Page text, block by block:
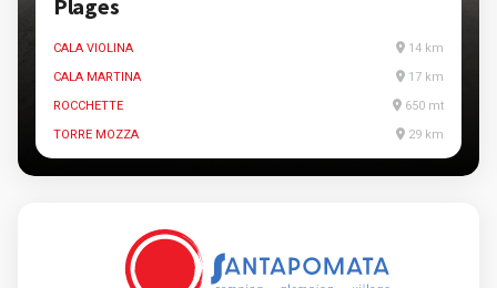
Plages
CALA VIOLINA
14 km
CALA MARTINA
17 km
ROCCHETTE
650 mt
TORRE MOZZA
29 km